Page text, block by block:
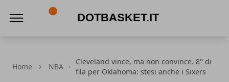
Home NBA
Cleveland vince, ma non convince. 8° di
fila per Oklahoma: stesi anche i Sixers